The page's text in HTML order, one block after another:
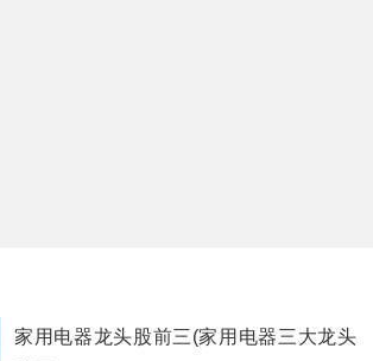
家用电器龙头股前三(家用电器三大龙头